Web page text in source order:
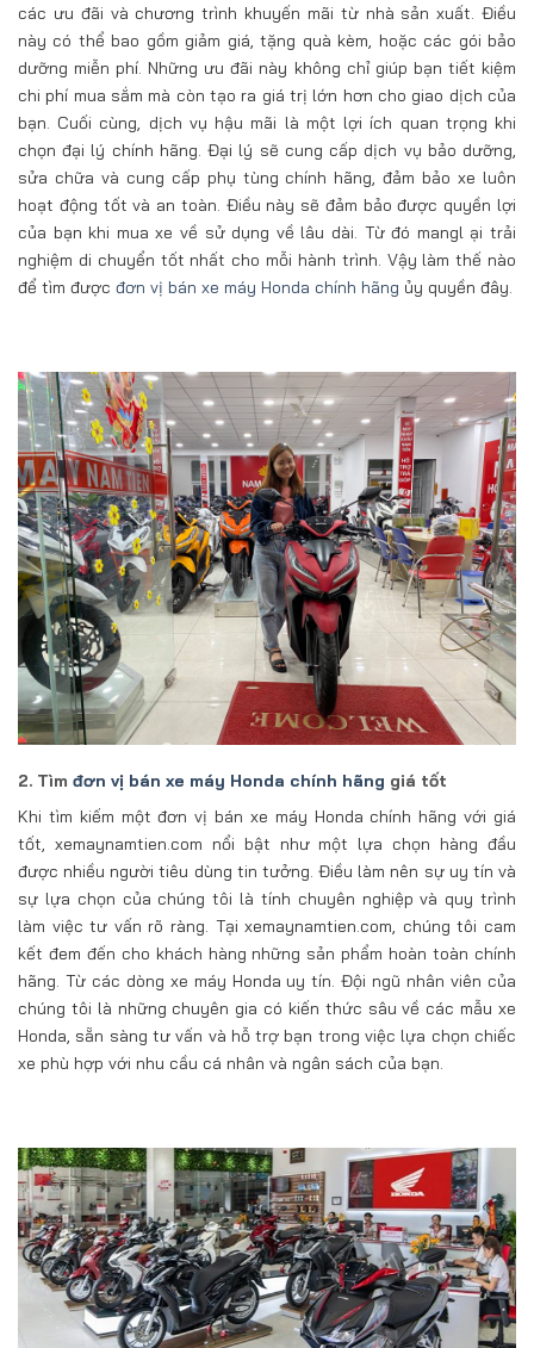
các ưu đãi và chương trình khuyến mãi từ nhà sản xuất. Điều
này có thể bao gồm giảm giá, tặng quà kèm, hoặc các gói bảo
dưỡng miễn phí. Những ưu đãi này không chỉ giúp bạn tiết kiệm
chi phí mua sắm mà còn tạo ra giá trị lớn hơn cho giao dịch của
bạn. Cuối cùng, dịch vụ hậu mãi là một lợi ích quan trọng khi
chọn đại lý chính hãng. Đại lý sẽ cung cấp dịch vụ bảo dưỡng,
sửa chữa và cung cấp phụ tùng chính hãng, đảm bảo xe luôn
hoạt động tốt và an toàn. Điều này sẽ đảm bảo được quyền lợi
của bạn khi mua xe về sử dụng về lâu dài. Từ đó mangl ại trải
nghiệm di chuyển tốt nhất cho mỗi hành trình. Vậy làm thế nào
để tìm được đơn vị bán xe máy Honda chính hãng ủy quyền đây.
2. Tìm đơn vị bán xe máy Honda chính hãng giá tốt
Khi tìm kiếm một đơn vị bán xe máy Honda chính hãng với giá
tốt, xemaynamtien.com nổi bật như một lựa chọn hàng đầu
được nhiều người tiêu dùng tin tưởng. Điều làm nên sự uy tín và
sự lựa chọn của chúng tôi là tính chuyên nghiệp và quy trình
làm việc tư vấn rõ ràng. Tại xemaynamtien.com, chúng tôi cam
kết đem đến cho khách hàng những sản phẩm hoàn toàn chính
hãng. Từ các dòng xe máy Honda uy tín. Đội ngũ nhân viên của
chúng tôi là những chuyên gia có kiến thức sâu về các mẫu xe
Honda, sẵn sàng tư vấn và hỗ trợ bạn trong việc lựa chọn chiếc
xe phù hợp với nhu cầu cá nhân và ngân sách của bạn.